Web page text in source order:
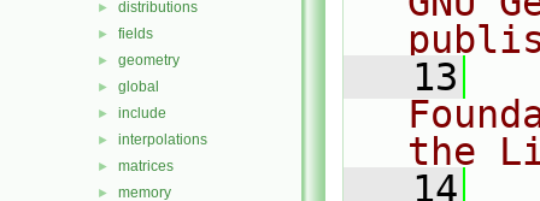
► distributions
► fields
► geometry
► global
► include
► interpolations
► matrices
► memory
   13
the
   14